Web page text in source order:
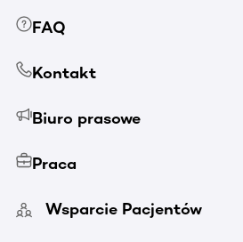
FAQ
Kontakt
Biuro prasowe
Praca
Wsparcie Pacjentów